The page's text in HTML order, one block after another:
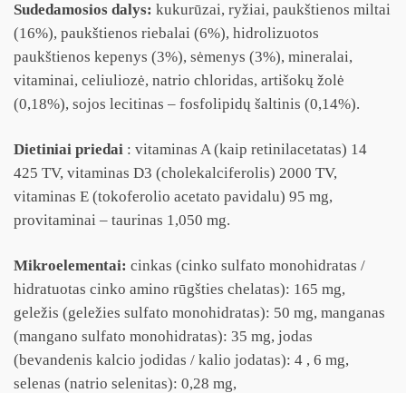
Sudedamosios dalys: kukurūzai, ryžiai, paukštienos miltai
(16%), paukštienos riebalai (6%), hidrolizuotos
paukštienos kepenys (3%), sėmenys (3%), mineralai,
vitaminai, celiuliozė, natrio chloridas, artišokų žolė
(0,18%), sojos lecitinas – fosfolipidų šaltinis (0,14%).
Dietiniai priedai : vitaminas A (kaip retinilacetatas) 14
425 TV, vitaminas D3 (cholekalciferolis) 2000 TV,
vitaminas E (tokoferolio acetato pavidalu) 95 mg,
provitaminai – taurinas 1,050 mg.
Mikroelementai: cinkas (cinko sulfato monohidratas /
hidratuotas cinko amino rūgšties chelatas): 165 mg,
geležis (geležies sulfato monohidratas): 50 mg, manganas
(mangano sulfato monohidratas): 35 mg, jodas
(bevandenis kalcio jodidas / kalio jodatas): 4 , 6 mg,
selenas (natrio selenitas): 0,28 mg,